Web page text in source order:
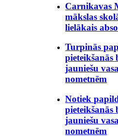
Carnikavas
mākslas
lielākais
Turpinās
pieteikšanās
jauniešu
nometnēm
Notiek
pieteikšanās
jauniešu
nometnēm